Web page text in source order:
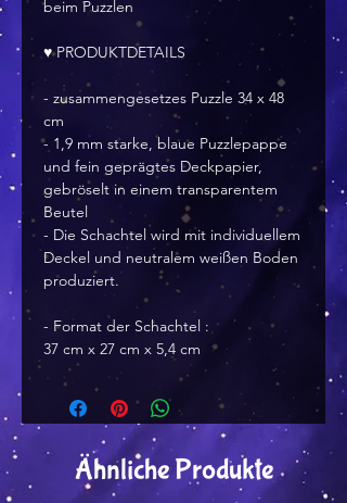
beim Puzzlen
♥ PRODUKTDETAILS
- zusammengesetzes Puzzle 34 x 48
cm
- 1,9 mm starke, blaue Puzzlepappe
und fein geprägtes Deckpapier,
gebröselt in einem transparentem
Beutel
- Die Schachtel wird mit individuellem
Deckel und neutralem weißen Boden
produziert.
- Format der Schachtel :
37 cm x 27 cm x 5,4 cm
Ähnliche Produkte